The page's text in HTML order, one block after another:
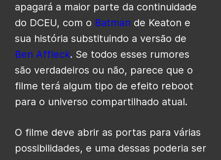
apagará a maior parte da continuidade
do DCEU, com o Batman de Keaton e
sua história substituindo a versão de
Ben Affleck. Se todos esses rumores
são verdadeiros ou não, parece que o
filme terá algum tipo de efeito reboot
para o universo compartilhado atual.
O filme deve abrir as portas para várias
possibilidades, e uma dessas poderia ser